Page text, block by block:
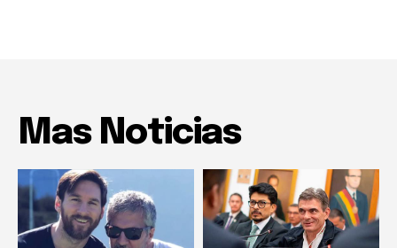
Mas Noticias